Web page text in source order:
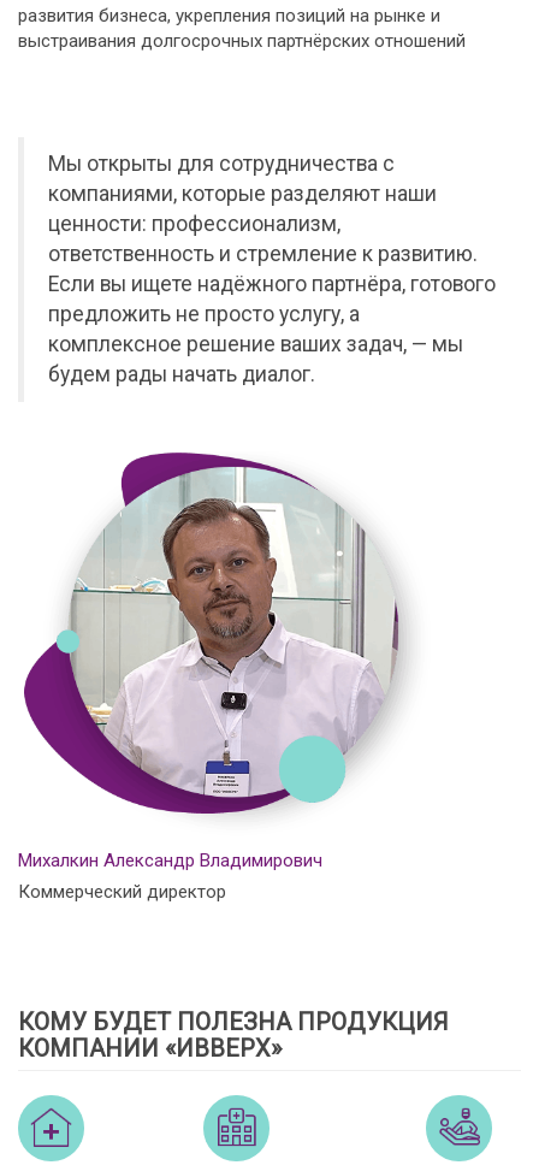
развития бизнеса, укрепления позиций на рынке и
выстраивания долгосрочных партнёрских отношений
Мы открыты для сотрудничества с
компаниями, которые разделяют наши
ценности: профессионализм,
ответственность и стремление к развитию.
Если вы ищете надёжного партнёра, готового
предложить не просто услугу, а
комплексное решение ваших задач, — мы
будем рады начать диалог.
Михалкин Александр Владимирович
Коммерческий директор
КОМУ БУДЕТ ПОЛЕЗНА ПРОДУКЦИЯ
КОМПАНИИ «ИВВЕРХ»